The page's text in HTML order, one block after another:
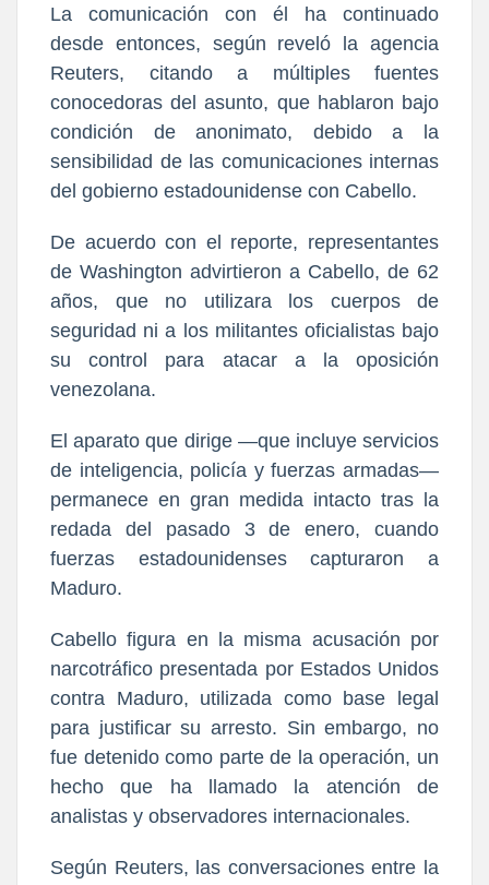
La comunicación con él ha continuado
desde entonces, según reveló la agencia
Reuters, citando a múltiples fuentes
conocedoras del asunto, que hablaron bajo
condición de anonimato, debido a la
sensibilidad de las comunicaciones internas
del gobierno estadounidense con Cabello.
De acuerdo con el reporte, representantes
de Washington advirtieron a Cabello, de 62
años, que no utilizara los cuerpos de
seguridad ni a los militantes oficialistas bajo
su control para atacar a la oposición
venezolana.
El aparato que dirige —que incluye servicios
de inteligencia, policía y fuerzas armadas—
permanece en gran medida intacto tras la
redada del pasado 3 de enero, cuando
fuerzas estadounidenses capturaron a
Maduro.
Cabello figura en la misma acusación por
narcotráfico presentada por Estados Unidos
contra Maduro, utilizada como base legal
para justificar su arresto. Sin embargo, no
fue detenido como parte de la operación, un
hecho que ha llamado la atención de
analistas y observadores internacionales.
Según Reuters, las conversaciones entre la